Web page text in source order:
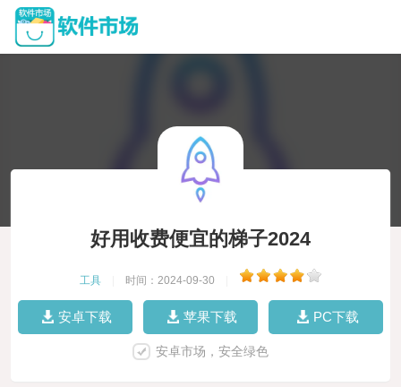
好用收费便宜的梯子2024
工具 时间：2024-09-30
安卓下载 苹果下载 PC下载
安卓市场，安全绿色